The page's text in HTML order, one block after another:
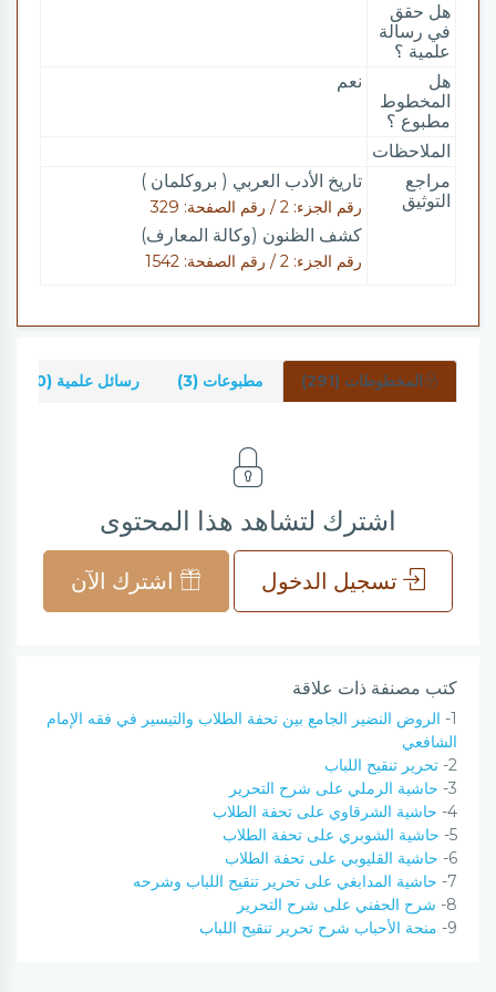
هل حقق
في رسالة
علمية ؟
هل
المخطوط
مطبوع ؟
نعم
الملاحظات
مراجع
التوثيق
تاريخ الأدب العربي ( بروكلمان )
رقم الجزء: 2 / رقم الصفحة: 329
كشف الظنون (وكالة المعارف)
رقم الجزء: 2 / رقم الصفحة: 1542
المخطوطات (291) مطبوعات (3) رسائل علمية (0)
اشترك لتشاهد هذا المحتوى
تسجيل الدخول اشترك الآن
كتب مصنفة ذات علاقة
1- الروض النضير الجامع بين تحفة الطلاب والتيسير في فقه الإمام
الشافعي
2- تحرير تنقيح اللباب
3- حاشية الرملي على شرح التحرير
4- حاشية الشرقاوي على تحفة الطلاب
5- حاشية الشوبري على تحفة الطلاب
6-
حاشية القليوبي على تحفة الطلاب
7-
حاشية المدابغي على تحرير تنقيح اللباب وشرحه
8-
شرح الحفني على شرح التحرير
9-
منحة الأحباب شرح تحرير تنقيح اللباب